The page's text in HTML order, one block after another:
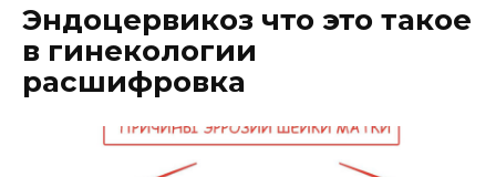
Эндоцервикоз что это такое
в гинекологии
расшифровка